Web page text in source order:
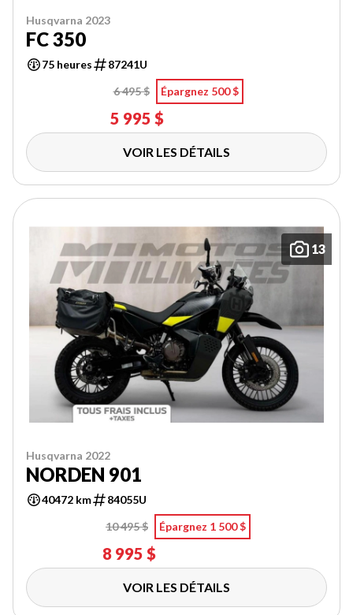
Husqvarna 2023
FC 350
75 heures
87241U
6 495 $
Épargnez 500 $
5 995 $
VOIR LES DÉTAILS
13
Husqvarna 2022
NORDEN 901
40472 km
84055U
10 495 $
Épargnez 1 500 $
8 995 $
VOIR LES DÉTAILS